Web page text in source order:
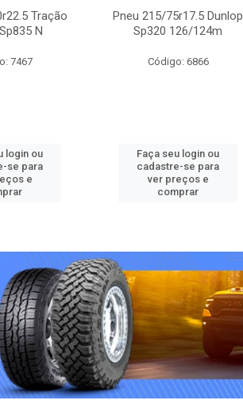
Tração
N
7467
login ou
se para
e
Pneu 215/75r17.5 Dunlop
Sp320 126/124m
Código: 6866
Faça seu login ou
cadastre-se para
ver preços e
comprar